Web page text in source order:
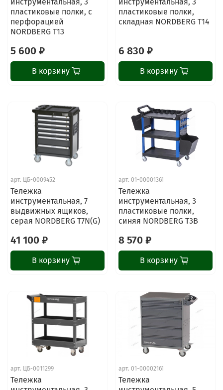
пластиковые полки, с
перфорацией
NORDBERG T13
5 600 ₽
В корзину
пластиковые полки,
складная NORDBERG T14
6 830 ₽
В корзину
арт. ЦБ-0009452
Тележка
инструментальная, 7
выдвижных ящиков,
серая NORDBERG T7N(G)
41 100 ₽
В корзину
арт. 01-00001361
Тележка
инструментальная, 3
пластиковые полки,
синяя NORDBERG T3B
8 570 ₽
В корзину
арт. ЦБ-0011299
Тележка
арт. 01-00002161
Тележка